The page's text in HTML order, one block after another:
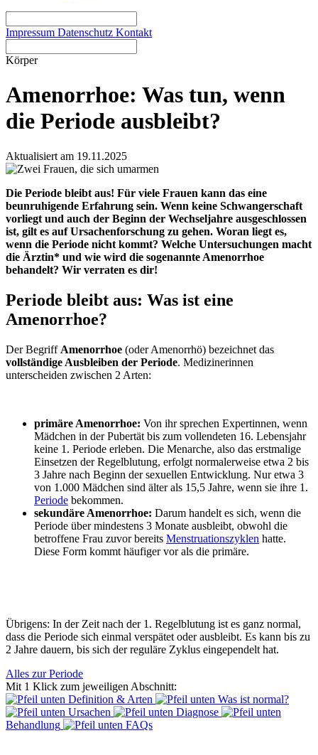
Impressum Datenschutz Kontakt
Körper
Amenorrhoe: Was tun, wenn
die Periode ausbleibt?
Aktualisiert am 19.11.2025
Die Periode bleibt aus! Für viele Frauen kann das eine
beunruhigende Erfahrung sein. Wenn keine Schwangerschaft
vorliegt und auch der Beginn der Wechseljahre ausgeschlossen
ist, gilt es auf Ursachenforschung zu gehen. Woran liegt es,
wenn die Periode nicht kommt? Welche Untersuchungen macht
die Ärztin* und wie wird die sogenannte Amenorrhoe
behandelt? Wir verraten es dir!
Periode bleibt aus: Was ist eine
Amenorrhoe?
Der Begriff Amenorrhoe (oder Amenorrhö) bezeichnet das
vollständige Ausbleiben der Periode. Medizinerinnen
unterscheiden zwischen 2 Arten:
primäre Amenorrhoe: Von ihr sprechen Expertinnen, wenn
Mädchen in der Pubertät bis zum vollendeten 16. Lebensjahr
keine 1. Periode erleben. Die Menarche, also das erstmalige
Einsetzen der Regelblutung, erfolgt normalerweise etwa 2 bis
3 Jahre nach Beginn der sexuellen Entwicklung. Nur etwa 3
von 1.000 Mädchen sind älter als 15,5 Jahre, wenn sie ihre 1.
Periode bekommen.
sekundäre Amenorrhoe: Darum handelt es sich, wenn die
Periode über mindestens 3 Monate ausbleibt, obwohl die
betroffene Frau zuvor bereits Menstruationszyklen hatte.
Diese Form kommt häufiger vor als die primäre.
Übrigens: In der Zeit nach der 1. Regelblutung ist es ganz normal,
dass die Periode sich einmal verspätet oder ausbleibt. Es kann bis zu
2 Jahre dauern, bis sich der reguläre Zyklus eingependelt hat.
Alles zur Periode
Mit 1 Klick zum jeweiligen Abschnitt:
Definition & Arten
Was ist normal?
Ursachen
Diagnose
Behandlung
FAQs